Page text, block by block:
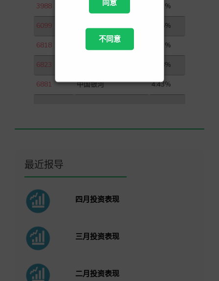
同意
不同意
3988 中国银行 2.42%
6099 3.55%
6818 中国光大银行 2.91%
6823 1.18%
6881 中国银河 4.43%
最近报导
四月投资表现
三月投资表现
二月投资表现